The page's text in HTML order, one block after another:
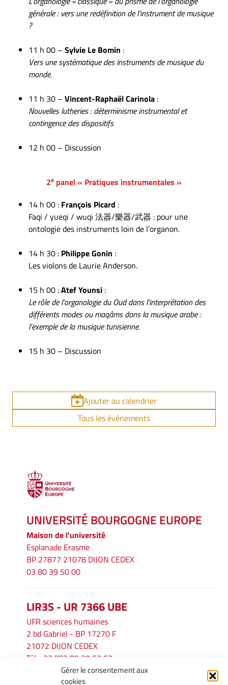
Gérer le consentement aux
cookies
générale : vers une redéfinition de l’instrument de musique
?
11 h 00 – Sylvie Le Bomin :
Vers une systématique des instruments de musique du
monde.
11 h 30 – Vincent-Raphaël Carinola :
Nouvelles lutheries : déterminisme instrumental et
contingence des dispositifs
12 h 00 – Discussion
2e panel « Pratiques instrumentales »
14 h 00 : François Picard :
Faqi / yueqi / wuqi 法器/樂器/武器 : pour une
ontologie des instruments loin de l’organon.
14 h 30 : Philippe Gonin :
Les violons de Laurie Anderson.
15 h 00 :Atef Younsi :
Le rôle de l’organologie du Oud dans l’interprétation des
différents modes ou maqâms dans la musique arabe :
l’exemple de la musique tunisienne.
15 h 30 – Discussion
Ajouter au calendrier
Tous les événements
UNIVERSITÉ BOURGOGNE EUROPE
Maison de l'université
Esplanade Erasme
BP 27877 21078 DIJON CEDEX
03 80 39 50 00
LIR3S - UR 7366 UBE
UFR sciences humaines
2 bd Gabriel - BP 17270 F
21072 DIJON CEDEX
Tél. : 33 (0)3 80 39 53 52
lir3s@u-bourgogne.fr